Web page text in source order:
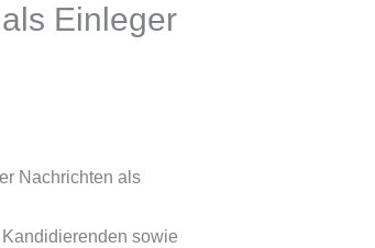
Einleger
Nachrichten als
sowie